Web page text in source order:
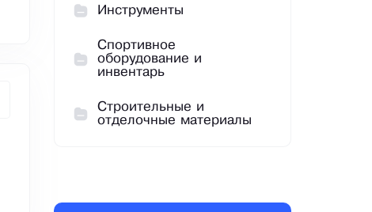
Инструменты
Спортивное
оборудование и
инвентарь
Строительные и
отделочные материалы